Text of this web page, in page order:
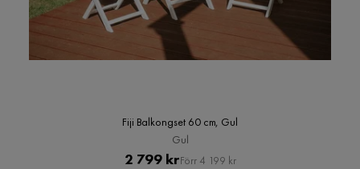
Fiji Balkongset 60 cm, Gul
Gul
Pris
2 799 krOriginal
Förr 4 199 kr